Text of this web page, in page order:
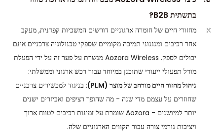
בתשתית B2B?
א
מחזורי חיים של חומרה ארגוניים דורשים המשכיות קפדנית, מעקב
אחר רכיבים ומנגנוני תמיכה מקומיים שספקי טכנולוגיה צרכניים אינם
יכולים לספק. Aozora Wireless מגשרת על פער זה על ידי הפעלת
מודל תפעולי ייעודי שתוכנן במיוחד עבור רכש ארגוני וממשלתי:
ניהול מחזור חיים מורחב של מוצר (PLM):
בניגוד למכשירים צרכניים
שחוזרים על עצמם מדי שנה - מה שהופך רציפים ואביזרים ישנים
יותר למיושנים - Aozora שומרת על זמינות רכיבים לטווח ארוך
ויציבות גורמי צורה עבור הקווים הארגוניים שלה.